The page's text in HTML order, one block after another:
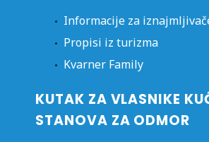
Informacije za
Propisi iz turizma
Kvarner Family
KUTAK ZA VLASNIKE
STANOVA ZA ODMOR